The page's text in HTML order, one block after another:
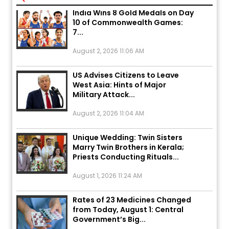
10 of Commonwealth Games:
7...
US Advises Citizens to Leave
West Asia: Hints of Major
Military Attack...
August 2, 2026 11:04 AM
Unique Wedding: Twin Sisters
Marry Twin Brothers in Kerala;
Priests Conducting Rituals...
August 1, 2026 11:24 AM
Rates of 23 Medicines Changed
from Today, August 1: Central
Government’s Big...
August 1, 2026 11:23 AM